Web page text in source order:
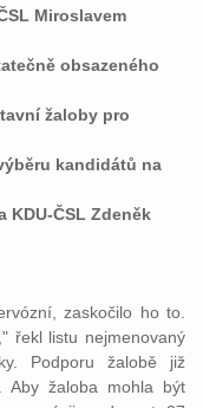
Miroslavem
obsazeného
žaloby pro
kandidátů na
KDU-ČSL Zdeněk
zaskočilo ho to.
řekl listu nejmenovaný
Podporu žalobě již
Aby žaloba mohla být